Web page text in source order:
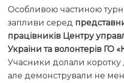
Особливою частиною
запливи серед
працівників Центру
України та волонтерів ГО
Учасники долали коротку
але демонстрували не